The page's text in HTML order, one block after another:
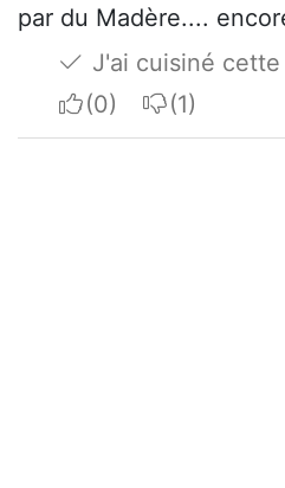
par du Madère....
J'ai cuisiné
I apreciateI do not